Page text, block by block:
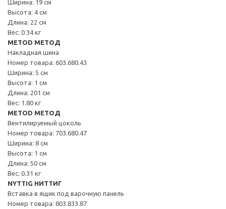
Ширина: 19 см
Высота: 4 см
Длина: 22 см
Вес: 0.34 кг
METOD МЕТОД
Накладная шина
Номер товара: 603.680.43
Ширина: 5 см
Высота: 1 см
Длина: 201 см
Вес: 1.80 кг
METOD МЕТОД
Вентилируемый цоколь
Номер товара: 703.680.47
Ширина: 8 см
Высота: 1 см
Длина: 50 см
Вес: 0.31 кг
NYTTIG НИТТИГ
Вставка в ящик под варочную панель
Номер товара: 803.833.87